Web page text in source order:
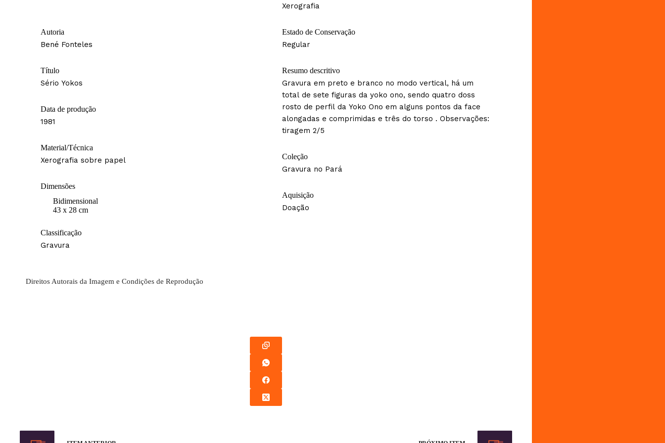
Autoria
Bené Fonteles
Título
Sério Yokos
Data de produção
1981
Material/Técnica
Xerografia sobre papel
Dimensões
Bidimensional
43 x 28 cm
Classificação
Gravura
Xerografia
Estado de Conservação
Regular
Resumo descritivo
Gravura em preto e branco no modo vertical, há um
total de sete figuras da yoko ono, sendo quatro doss
rosto de perfil da Yoko Ono em alguns pontos da face
alongadas e comprimidas e três do torso . Observações:
tiragem 2/5
Coleção
Gravura no Pará
Aquisição
Doação
Direitos Autorais da Imagem e Condições de Reprodução